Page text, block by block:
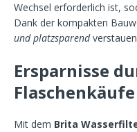
Wechsel erforderlich ist,
Dank der kompakten
und platzsparend
Ersparnisse
Flaschenkäufe
Mit dem Brita